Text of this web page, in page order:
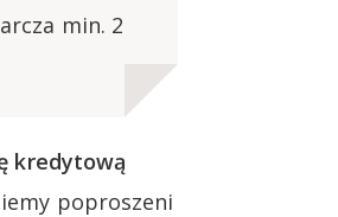
min. 2
kredytową
poproszeni